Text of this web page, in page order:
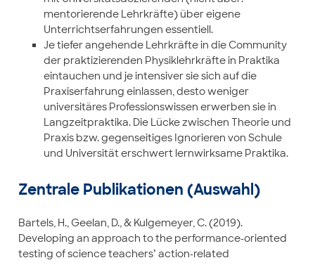
mentorierende Lehrkräfte) über eigene
Unterrichtserfahrungen essentiell.
Je tiefer angehende Lehrkräfte in die Community
der praktizierenden Physiklehrkräfte in Praktika
eintauchen und je intensiver sie sich auf die
Praxiserfahrung einlassen, desto weniger
universitäres Professionswissen erwerben sie in
Langzeitpraktika. Die Lücke zwischen Theorie und
Praxis bzw. gegenseitiges Ignorieren von Schule
und Universität erschwert lernwirksame Praktika.
Zentrale Publikationen (Auswahl)
Bartels, H., Geelan, D., & Kulgemeyer, C. (2019).
Developing an approach to the performance-oriented
testing of science teachers’ action-related